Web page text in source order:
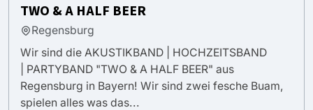
TWO & A HALF BEER
Regensburg
Wir sind die AKUSTIKBAND | HOCHZEITSBAND
| PARTYBAND "TWO & A HALF BEER" aus
Regensburg in Bayern! Wir sind zwei fesche Buam,
spielen alles was das...